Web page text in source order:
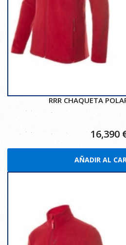
RRR CHAQUETA
16,390
AÑADIR AL